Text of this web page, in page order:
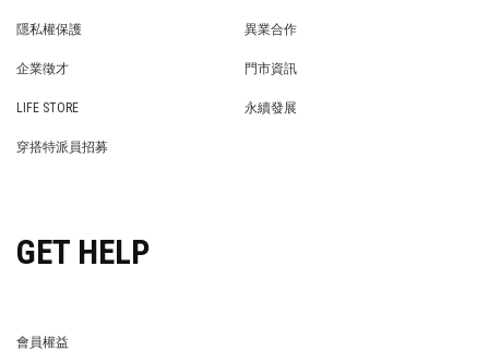
隱私權保護
異業合作
企業徵才
門市資訊
LIFE STORE
永續發展
穿搭特派員招募
GET HELP
會員權益